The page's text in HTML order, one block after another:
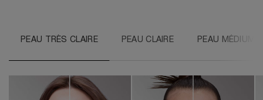
PEAU TRÈS CLAIRE PEAU CLAIRE PEAU MÉDIUM